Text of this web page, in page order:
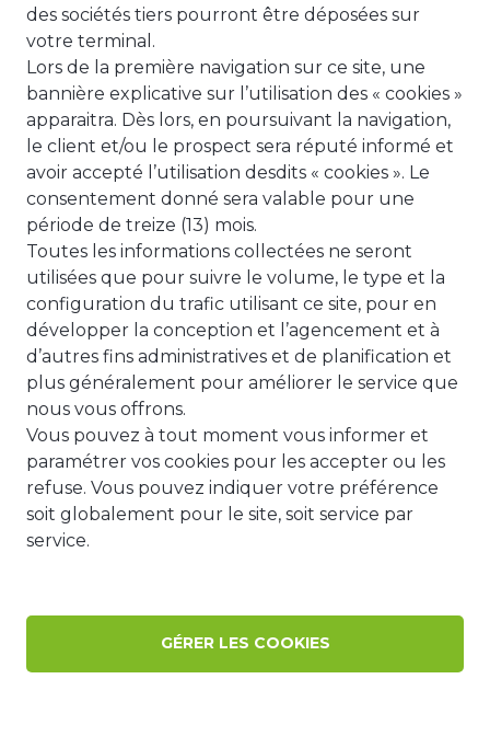
des sociétés tiers pourront être déposées sur
votre terminal.
Lors de la première navigation sur ce site, une
bannière explicative sur l’utilisation des « cookies »
apparaitra. Dès lors, en poursuivant la navigation,
le client et/ou le prospect sera réputé informé et
avoir accepté l’utilisation desdits « cookies ». Le
consentement donné sera valable pour une
période de treize (13) mois.
Toutes les informations collectées ne seront
utilisées que pour suivre le volume, le type et la
configuration du trafic utilisant ce site, pour en
développer la conception et l’agencement et à
d’autres fins administratives et de planification et
plus généralement pour améliorer le service que
nous vous offrons.
Vous pouvez à tout moment vous informer et
paramétrer vos cookies pour les accepter ou les
refuse. Vous pouvez indiquer votre préférence
soit globalement pour le site, soit service par
service.
GÉRER LES COOKIES